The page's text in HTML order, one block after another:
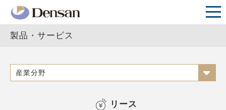
製品・サービス
産業分野
リース